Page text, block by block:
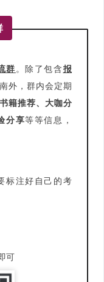
群 。除了包含报
外，群内会定期
籍推荐、大咖分
分享等等信息，
标注好自己的考
可